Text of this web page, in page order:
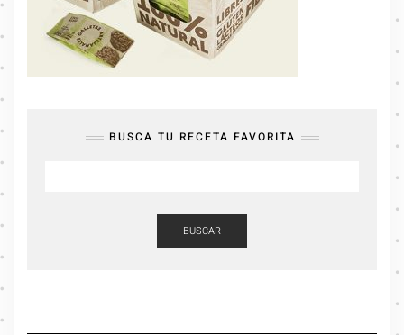
BUSCA TU RECETA FAVORITA
BUSCAR